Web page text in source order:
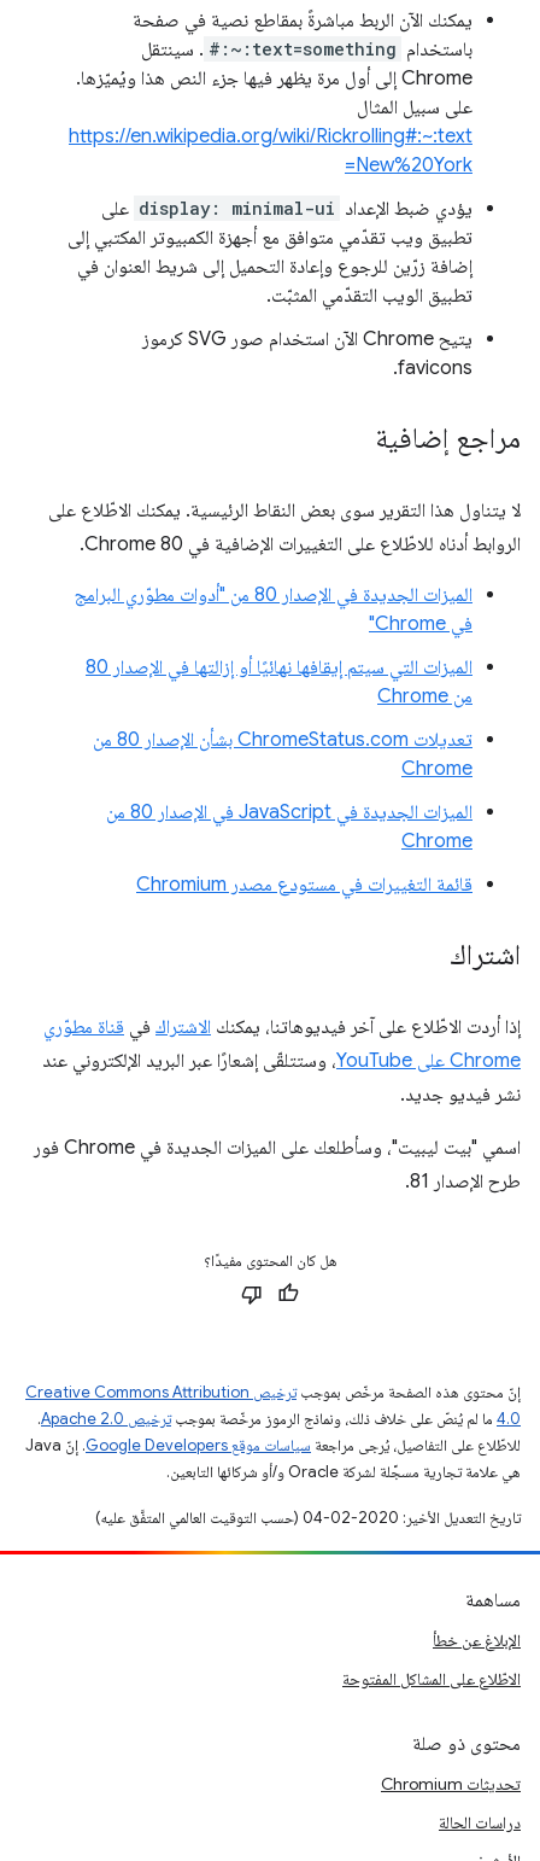
يمكنك الآن الربط مباشرةً بمقاطع نصية في صفحة
باستخدام #:~:text=something . سينتقل
Chrome إلى أول مرة يظهر فيها جزء النص هذا ويُميّزها.
على سبيل المثال
https://en.wikipedia.org/wiki/Rickrolling#:~:text
=New%20York
يؤدي ضبط الإعداد display: minimal-ui على
تطبيق ويب تقدّمي متوافق مع أجهزة الكمبيوتر المكتبي إلى
إضافة زرّين للرجوع وإعادة التحميل إلى شريط العنوان في
تطبيق الويب التقدّمي المثبّت.
يتيح Chrome الآن استخدام صور SVG كرموز
favicons.
مراجع إضافية
لا يتناول هذا التقرير سوى بعض النقاط الرئيسية. يمكنك الاطّلاع على
الروابط أدناه للاطّلاع على التغييرات الإضافية في Chrome 80.
الميزات الجديدة في الإصدار 80 من "أدوات مطوّري البرامج
في Chrome"
الميزات التي سيتم إيقافها نهائيًا أو إزالتها في الإصدار 80
من Chrome
تعديلات ChromeStatus.com بشأن الإصدار 80 من
Chrome
الميزات الجديدة في JavaScript في الإصدار 80 من
Chrome
قائمة التغييرات في مستودع مصدر Chromium
اشتراك
إذا أردت الاطّلاع على آخر فيديوهاتنا، يمكنك الاشتراك في قناة مطوّري
Chrome على YouTube
، وستتلقّى إشعارًا عبر البريد الإلكتروني عند
نشر فيديو جديد.
اسمي "بيت ليبيت"، وسأطلعك على الميزات الجديدة في Chrome فور
طرح الإصدار 81.
هل كان المحتوى مفيدًا؟
إنّ محتوى هذه الصفحة مرخّص بموجب
ترخيص Creative Commons Attribution
4.0‏ ما لم يُنصّ على خلاف ذلك، ونماذج الرموز مرخّصة بموجبترخيص Apache 2.0‏
.
للاطّلاع على التفاصيل، يُرجى مراجعة سياسات موقع Google Developers‏
. إنّ Java
هي علامة تجارية مسجَّلة لشركة Oracle و/أو شركائها التابعين.
تاريخ التعديل الأخير: 2020-02-04 (حسب التوقيت العالمي المتفَّق عليه)
مساهمة
الإبلاغ عن خطأ
الاطّلاع على المشاكل المفتوحة
محتوى ذو صلة
تحديثات Chromium
دراسات الحالة